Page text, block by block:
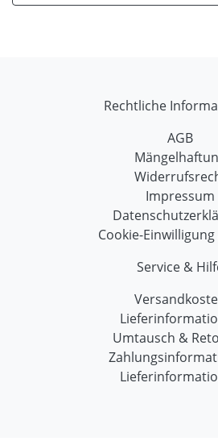
Rechtliche
AGB
Impressum
Cookie-
Service &
Umtausch &